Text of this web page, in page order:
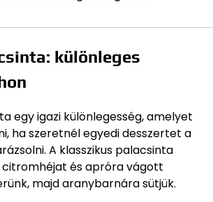
különleges
egy igazi különlegesség, amelyet
ha szeretnél egyedi desszertet a
A klasszikus palacsinta
és apróra vágott
majd aranybarnára sütjük.